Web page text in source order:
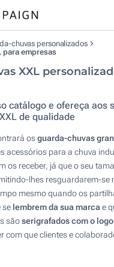
chuvas personalizados
para empresas
XXL
catálogo e ofereça aos
de qualidade
osguarda-chuvas
acessórios para a chuva
os receber, já que o seu
lhes resguardarem-se
mesmo quando os
se lembrem da sua marca e
sãoserigrafados com o logo
com que clientes e